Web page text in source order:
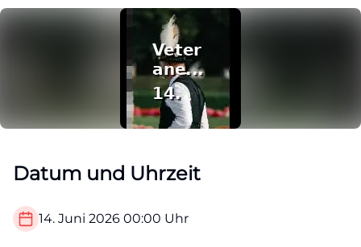
Datum und Uhrzeit
14. Juni 2026 00:00 Uhr